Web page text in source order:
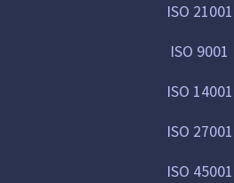
ISO 21001
ISO 9001
ISO 14001
ISO 27001
ISO 45001